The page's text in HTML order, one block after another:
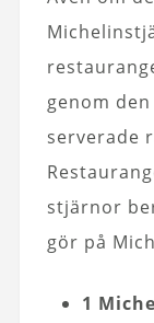
genom
serverade
stjärnor
gör på
1